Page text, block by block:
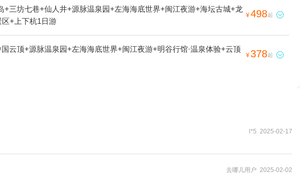
三坊七巷+仙人井+源脉温泉园+左海海底世界+闽江夜游+海坛古城+龙
+上下杭1日游
¥498起 
云顶+源脉温泉园+左海海底世界+闽江夜游+明谷行馆·温泉体验+云顶
¥378起 
l*5 2025-02-17
去哪儿用户 2025-02-02